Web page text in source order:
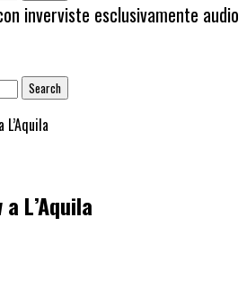
inverviste esclusivamente audio
L’Aquila